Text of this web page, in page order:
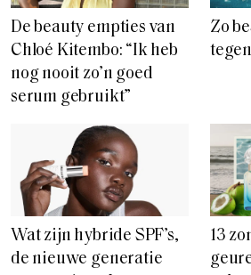
De beauty empties van
Chloé Kitembo: “Ik heb
nog nooit zo’n goed
serum gebruikt”
Zo
Wat zijn hybride SPF’s,
de nieuwe generatie
13